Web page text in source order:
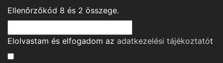
Ellenőrzőkód 8 és 2 összege.
Elolvastam és elfogadom az adatkezelési tájékoztatót